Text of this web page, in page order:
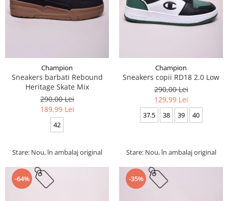
Champion
Sneakers barbati Rebound
Heritage Skate Mix
290,00 Lei
189,99 Lei
42
Stare: Nou, în ambalaj original
Champion
Sneakers copii RD18 2.0 Low
290,00 Lei
129,99 Lei
37.5 38 39 40
Stare: Nou, în ambalaj original
-64% -35%